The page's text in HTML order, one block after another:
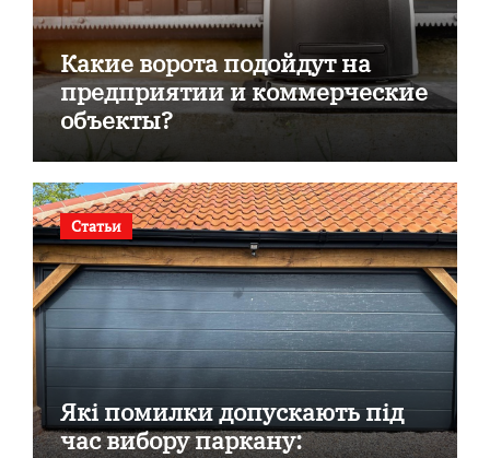
Какие ворота подойдут на
предприятии и коммерческие
объекты?
Статьи
Які помилки допускають під
час вибору паркану: